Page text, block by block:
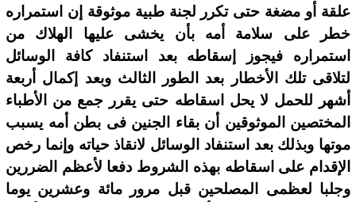
علقة أو مضغة حتى تكرر لجنة طبية موثوقة إن استمراره
خطر على سلامة أمه بأن يخشى عليها الهلاك من
استمراره فيجوز إسقاطه بعد استنفاد كافة الوسائل
لتلاقى تلك الأخطار بعد الطور الثالث وبعد إكمال أربعة
أشهر للحمل لا يحل اسقاطه حتى يقرر جمع من الأطباء
المختصين الموثوقين أن بقاء الجنين فى بطن أمه يسبب
موتها وبذلك بعد استنفاد الوسائل لانقاذ حياته وإنما رخص
الإقدام على اسقاطه بهذه الشروط دفعا لأعظم الضررين
وجلبا لعظمى المصلحين قبل مرور مائة وعشرين يوما